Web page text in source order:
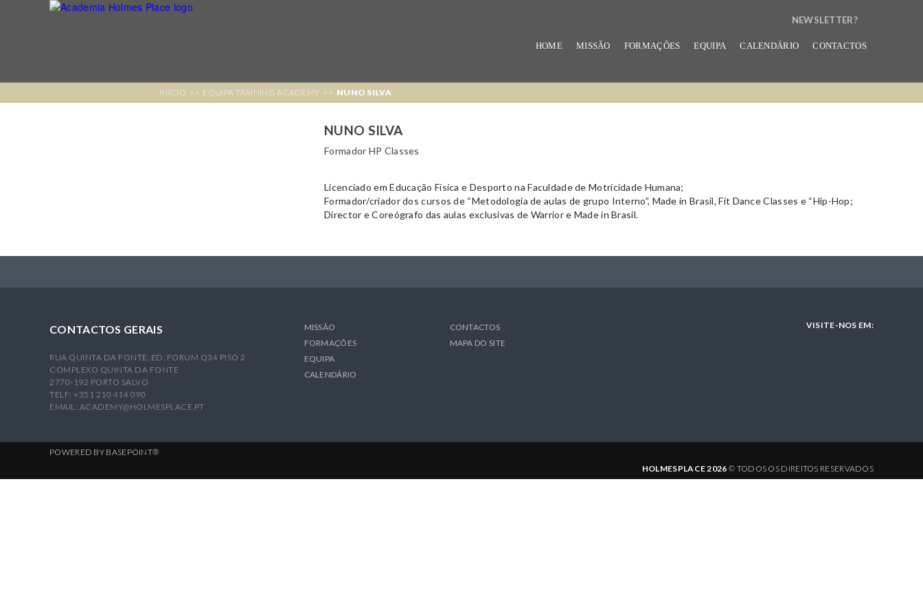
INÍCIO >> EQUIPA TRAINING ACADEMY >> NUNO SILVA
N
E
W
NEWSLETTER?
HOME MISSÃO FORMAÇÕES EQUIPA CALENDÁRIO CONTACTOS
NUNO SILVA
Formador HP Classes
Licenciado em Educação Física e Desporto na Faculdade de Motricidade Humana;
Formador/criador dos cursos de “Metodologia de aulas de grupo Interno”, Made in Brasil, Fit Dance Classes e “Hip-Hop;
Director e Coreógrafo das aulas exclusivas de Warrior e Made in Brasil.
CONTACTOS GERAIS
RUA QUINTA DA FONTE, ED. FORUM Q34 PISO 2
COMPLEXO QUINTA DA FONTE
2770-192 PORTO SALVO
TELF: +351 210 414 090
EMAIL: ACADEMY@HOLMESPLACE.PT
MISSÃO
FORMAÇÕES
EQUIPA
CALENDÁRIO
CONTACTOS
MAPA DO SITE
VISITE-NOS EM:
POWERED BY BASEPOINT®
HOLMESPLACE 2026 © TODOS OS DIREITOS RESERVADOS